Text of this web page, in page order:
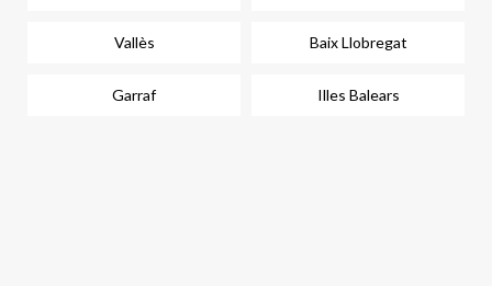
Vallès Baix Llobregat
Garraf Illes Balears